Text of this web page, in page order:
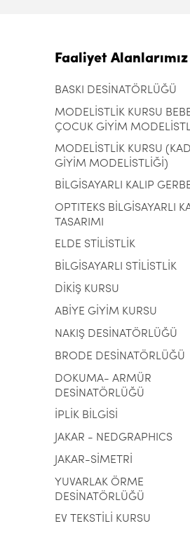
Faaliyet Alanlarımız
BASKI DESİNATÖRLÜĞÜ
MODELİSTLİK KURSU
ÇOCUK GİYİM
MODELİSTLİK KURSU
GİYİM MODELİSTLİĞİ)
BİLGİSAYARLI KALIP
OPTITEKS BİLGİSAYARLI
TASARIMI
ELDE STİLİSTLİK
BİLGİSAYARLI STİLİSTLİK
DİKİŞ KURSU
ABİYE GİYİM KURSU
NAKIŞ DESİNATÖRLÜĞÜ
BRODE DESİNATÖRLÜĞÜ
DOKUMA- ARMÜR
DESİNATÖRLÜĞÜ
İPLİK BİLGİSİ
JAKAR - NEDGRAPHICS
JAKAR-SİMETRİ
YUVARLAK ÖRME
DESİNATÖRLÜĞÜ
EV TEKSTİLİ KURSU